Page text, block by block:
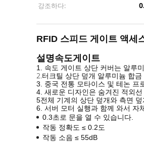
강조하다:
RFID 스피드 게이트 액세
설명속도게이트
1. 속도 게이트 상단 커버는 알루
2.터크틸 상단 덮개 알루미늄 합
3. 중국 전통 모타이스 및 테논 프
4. 새로운 디자인은 숨겨진 적외
5전체 기계의 상단 덮개와 측면
6. 서버 모터 실행과 함께 와서 자
0.3초로 문을 열 수 있습니다.
작동 정확도 ≤ 0.2도
작동 소음 ≤ 55dB